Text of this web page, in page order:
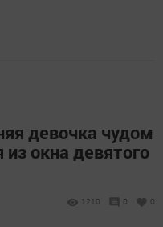
девочка чудом
окна девятого
1210 0 0